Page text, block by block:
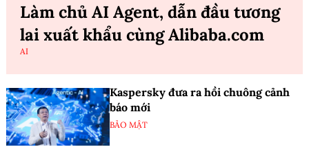
Làm chủ AI Agent, dẫn đầu tương
lai xuất khẩu cùng Alibaba.com
AI
Kaspersky đưa ra hồi chuông cảnh
báo mới
BẢO MẬT